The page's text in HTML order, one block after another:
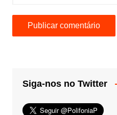
Siga-nos no Twitter